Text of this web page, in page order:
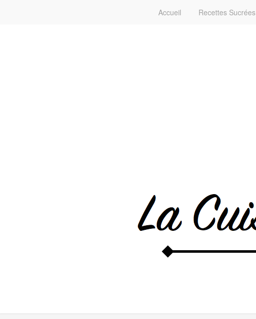
Accueil Recettes Sucrées